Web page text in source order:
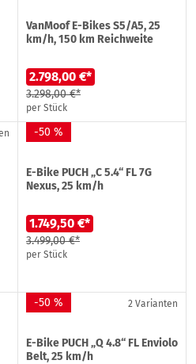
VanMoof E-Bikes S5/A5, 25
km/h, 150 km Reichweite
2.798,00 €*
3.298,00 €*
per Stück
-50 %
E-Bike PUCH „C 5.4“ FL 7G
Nexus, 25 km/h
1.749,50 €*
3.499,00 €*
per Stück
2 Varianten
-50 %
E-Bike PUCH „Q 4.8“ FL Enviolo
Belt, 25 km/h